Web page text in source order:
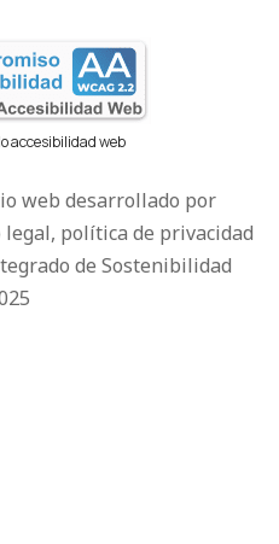
accesibilidad web
web desarrollado por
legal, política de privacidad
de Sostenibilidad